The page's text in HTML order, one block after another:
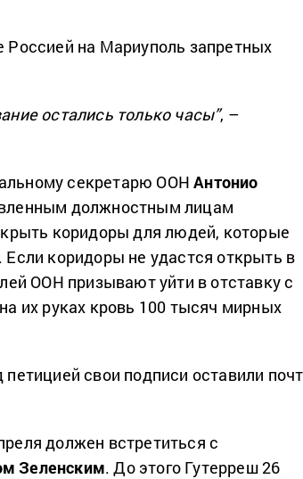
Россией на Мариуполь запретных
остались только часы”, –
секретарю ООНАнтонио
должностным лицам
коридоры для людей, которые
коридоры не удастся открыть в
ООН призывают уйти в отставку с
их руках кровь 100 тысяч мирных
свои подписи оставили
должен встретиться с
Зеленским. До этого Гутерреш 26